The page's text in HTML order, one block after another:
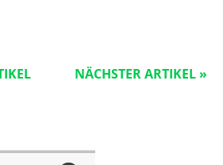
NÄCHSTER ARTIKEL »